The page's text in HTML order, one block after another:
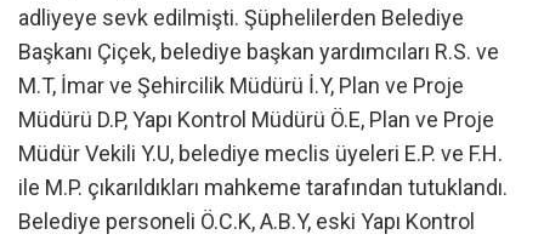
adliyeye sevk edilmişti. Şüphelilerden Belediye
Başkanı Çiçek, belediye başkan yardımcıları R.S. ve
M.T, İmar ve Şehircilik Müdürü İ.Y, Plan ve Proje
Müdürü D.P, Yapı Kontrol Müdürü Ö.E, Plan ve Proje
Müdür Vekili Y.U, belediye meclis üyeleri E.P. ve F.H.
ile M.P. çıkarıldıkları mahkeme tarafından tutuklandı.
Belediye personeli Ö.C.K, A.B.Y, eski Yapı Kontrol